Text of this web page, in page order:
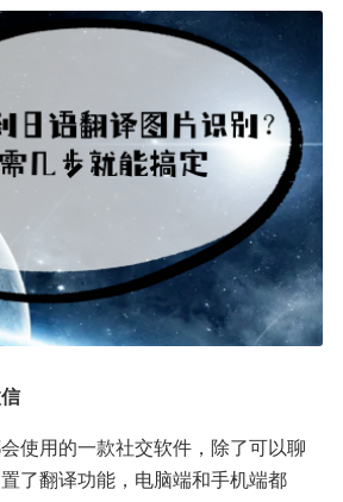
使用的一款社交软件，除了可以聊
了翻译功能，电脑端和手机端都